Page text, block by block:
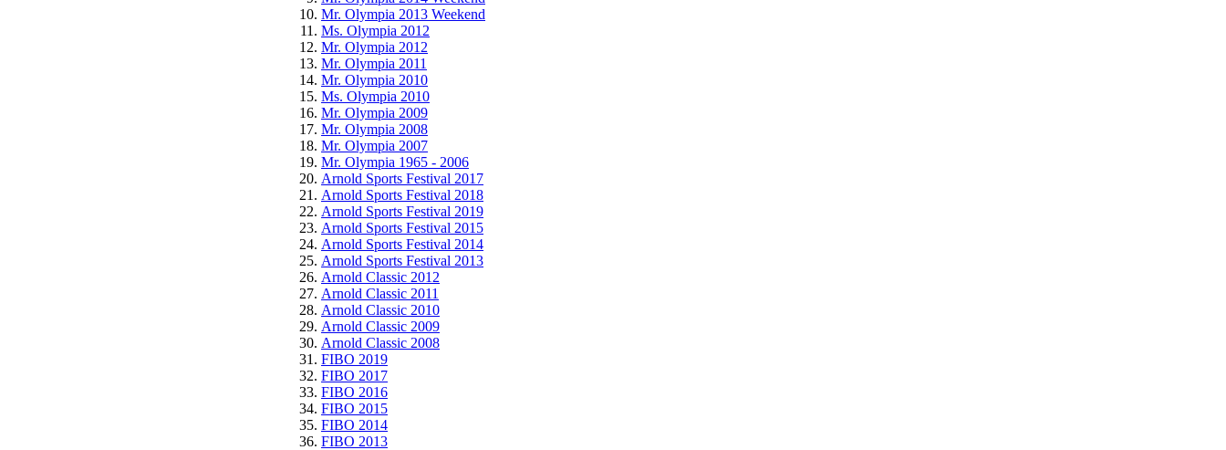
Mr. Olympia 2013 Weekend
Ms. Olympia 2012
Mr. Olympia 2012
Mr. Olympia 2011
Mr. Olympia 2010
Ms. Olympia 2010
Mr. Olympia 2009
Mr. Olympia 2008
Mr. Olympia 2007
Mr. Olympia 1965 - 2006
Arnold Sports Festival 2017
Arnold Sports Festival 2018
Arnold Sports Festival 2019
Arnold Sports Festival 2015
Arnold Sports Festival 2014
Arnold Sports Festival 2013
Arnold Classic 2012
Arnold Classic 2011
Arnold Classic 2010
Arnold Classic 2009
Arnold Classic 2008
FIBO 2019
FIBO 2017
FIBO 2016
FIBO 2015
FIBO 2014
FIBO 2013